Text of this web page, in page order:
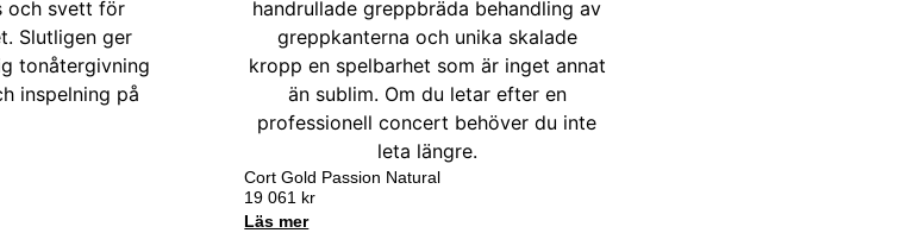
Cort Gold Passion Natural
19 061 kr
Läs mer